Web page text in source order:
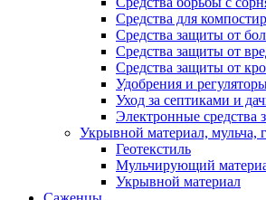
Средства для
Средства защиты от
Средства защиты от
Средства защиты от
Удобрения и
Уход за септиками и
Электронные средства
Укрывной материал, мульча,
Геотекстиль
Мульчирующий
Укрывной материал